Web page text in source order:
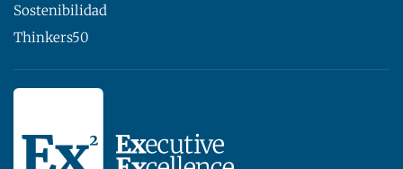
Sostenibilidad
Thinkers50